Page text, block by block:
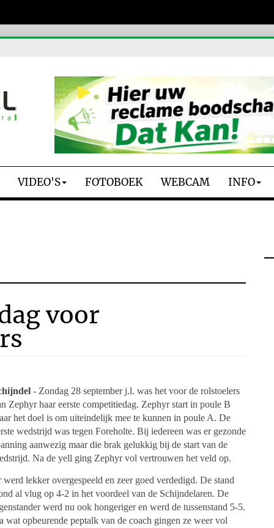
VIDEO'S FOTOBOEK WEBCAM INFO
voor
- Zondag 28 september j.l. was het voor de rolstoelers
Zephyr haar eerste competitiedag. Zephyr start in poule B
het doel is om uiteindelijk mee te kunnen in poule A. De
wedstrijd was tegen Foreholte. Bij iedereen was er gezonde
aanwezig maar die brak gelukkig bij de start van de
Na de yell ging Zephyr vol vertrouwen het veld op.
werd lekker overgespeeld en zeer goed verdedigd. De stand
al vlug op 4-2 in het voordeel van de Schijndelaren. De
werd nu ook hongeriger en werd de tussenstand 5-5.
wat opbeurende peptalk van de coach gingen ze weer vol